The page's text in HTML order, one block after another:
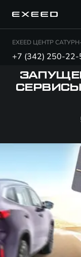
EXEED ЦЕНТР
+7 (342) 250-22-